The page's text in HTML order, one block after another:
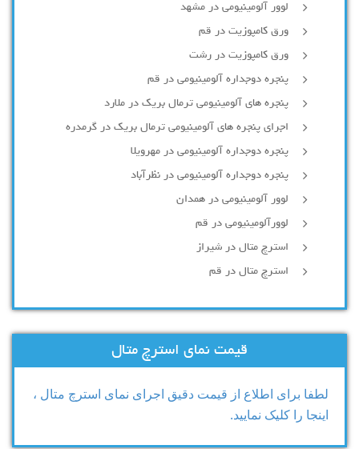
لوور آلومینیومی در مشهد
ورق کامپوزیت در قم
ورق کامپوزیت در رشت
پنجره دوجداره آلومينيومی در قم
پنجره های آلومینیومی ترمال بریک در ملارد
اجرای پنجره های آلومینیومی ترمال بریک در گرمدره
پنجره دوجداره آلومینیومی در مهرویلا
پنجره دوجداره آلومینیومی در نظرآباد
لوور آلومینیومی در همدان
لوورآلومینیومی در قم
استرچ متال در شیراز
استرچ متال در قم
قیمت نمای استرچ متال
لطفا برای اطلاع از قیمت دقیق اجرای نمای استرچ متال ،
اینجا را کلیک نمایید.